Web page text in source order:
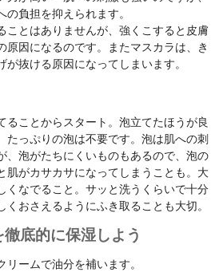
負担を抑えられます。
ことはありませんが、強くこすると皮膚
原因になるのです。またマスカラは、き
抜ける原因になってしまいます。
ることからスタート。泡立てたほうが良
たっぷりの泡は不要です。泡は肌への刺
、泡がたちにくいものもあるので、泡の
肌がカサカサになってしまうことも。大
くなでること。サッと洗うくらいで十分
くおさえるようにふき取ることも大切。
徹底的に保湿しよう
ームで油分を補います。